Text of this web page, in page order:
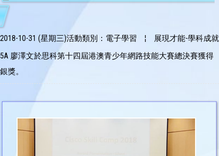
2018-10-31 (星期三)活動類別：電子學習 ¦
展現才能-學科成就
5A 廖澤文於思科第十四屆港澳青少年網路技能大賽總決賽獲得
銀獎。